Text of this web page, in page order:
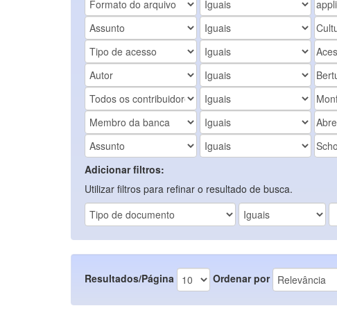
Adicionar filtros:
Utilizar filtros para refinar o resultado de busca.
Resultados/Página Ordenar por